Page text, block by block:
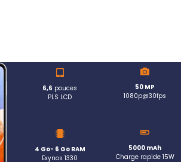
6,6 pouces
PLS LCD
50 MP
1080p@30fps
4 Go- 6 Go RAM
Exynos 1330
5000 mAh
Charge rapide 15W